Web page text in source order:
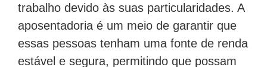
trabalho devido às suas particularidades. A
aposentadoria é um meio de garantir que
essas pessoas tenham uma fonte de renda
estável e segura, permitindo que possam